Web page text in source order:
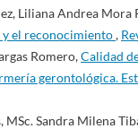
Liliana Andrea Mora
y el reconocimiento,
Romero,Calidad
gerontológica.
MSc. Sandra Milena